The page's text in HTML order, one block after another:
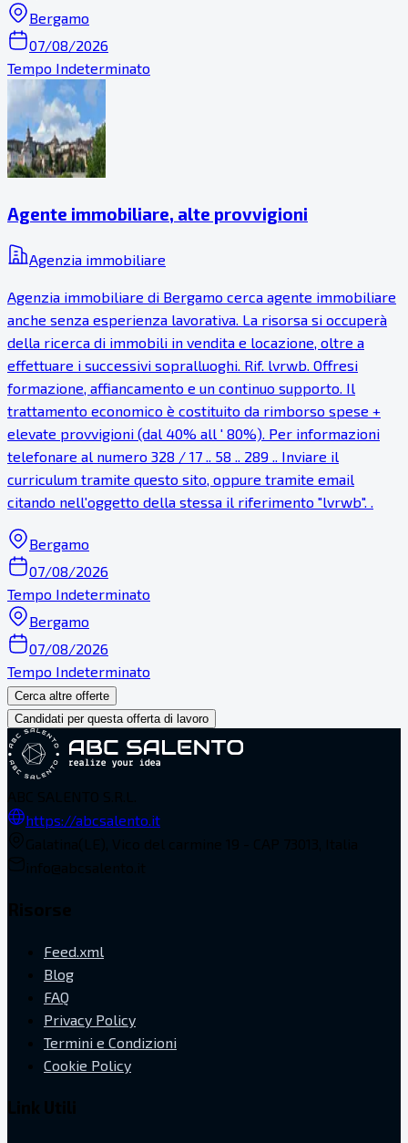
Bergamo
07/08/2026
Tempo Indeterminato
Agente immobiliare, alte provvigioni
Agenzia immobiliare
Agenzia immobiliare di Bergamo cerca agente immobiliare
anche senza esperienza lavorativa. La risorsa si occuperà
della ricerca di immobili in vendita e locazione, oltre a
effettuare i successivi sopralluoghi. Rif. lvrwb. Offresi
formazione, affiancamento e un continuo supporto. Il
trattamento economico è costituito da rimborso spese +
elevate provvigioni (dal 40% all ' 80%). Per informazioni
telefonare al numero 328 / 17 .. 58 .. 289 .. Inviare il
curriculum tramite questo sito, oppure tramite email
citando nell'oggetto della stessa il riferimento "lvrwb". .
Bergamo
07/08/2026
Tempo Indeterminato
Bergamo
07/08/2026
Tempo Indeterminato
Cerca altre offerte
Candidati per questa offerta di lavoro
https://abcsalento.it
Feed.xml
Blog
FAQ
Privacy Policy
Termini e Condizioni
Cookie Policy